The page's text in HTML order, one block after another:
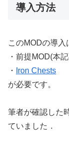
導入方法
このMODの導入
・前提MOD(本
・
Iron Chests
が必要です。
筆者が確認した
ていました．